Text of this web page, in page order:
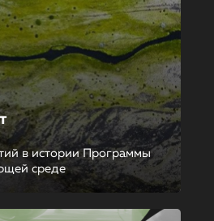
в истории Программы
среде